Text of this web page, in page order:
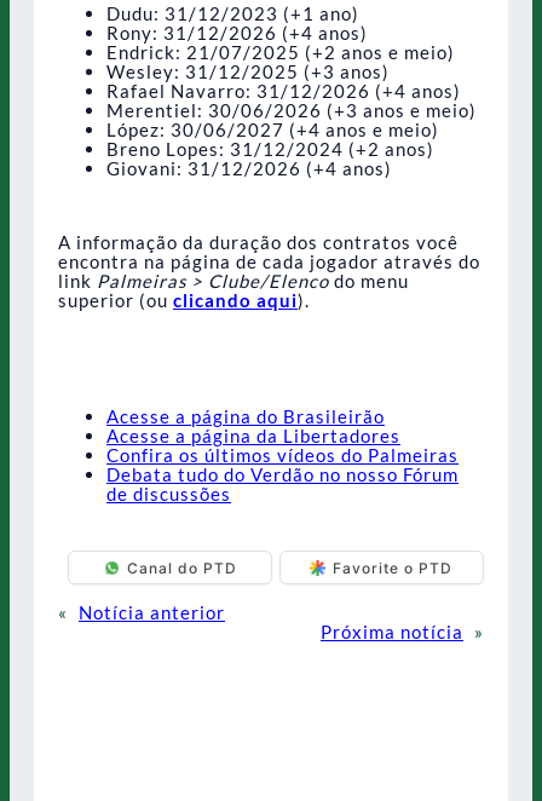
Dudu: 31/12/2023 (+1 ano)
Rony: 31/12/2026 (+4 anos)
Endrick: 21/07/2025 (+2 anos e meio)
Wesley: 31/12/2025 (+3 anos)
Rafael Navarro: 31/12/2026 (+4 anos)
Merentiel: 30/06/2026 (+3 anos e meio)
López: 30/06/2027 (+4 anos e meio)
Breno Lopes: 31/12/2024 (+2 anos)
Giovani: 31/12/2026 (+4 anos)
A informação da duração dos contratos você
encontra na página de cada jogador através do
link Palmeiras > Clube/Elenco do menu
superior (ou clicando aqui).
Acesse a página do Brasileirão
Acesse a página da Libertadores
Confira os últimos vídeos do Palmeiras
Debata tudo do Verdão no nosso Fórum
de discussões
Canal do PTD Favorite o PTD
«
Notícia anterior
Próxima notícia
»